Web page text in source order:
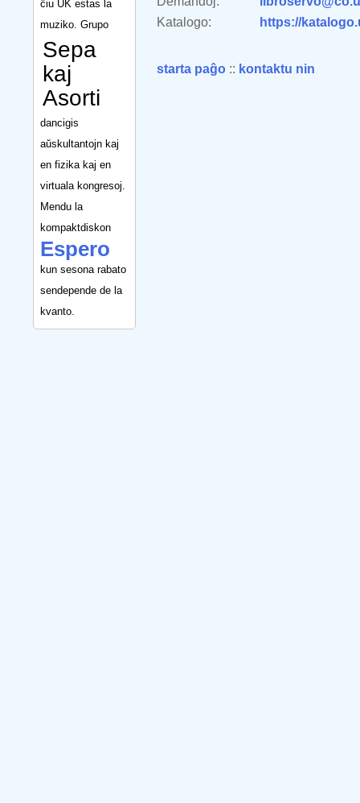
ĉiu UK estas la
muziko. Grupo
Sepa
kaj
Asorti
dancigis
aŭskultantojn kaj
en fizika kaj en
virtuala kongresoj.
Mendu la
kompaktdiskon
Espero
kun sesona rabato
sendepende de la
kvanto.
Katalogo:
https://
starta paĝo :: kontaktu nin